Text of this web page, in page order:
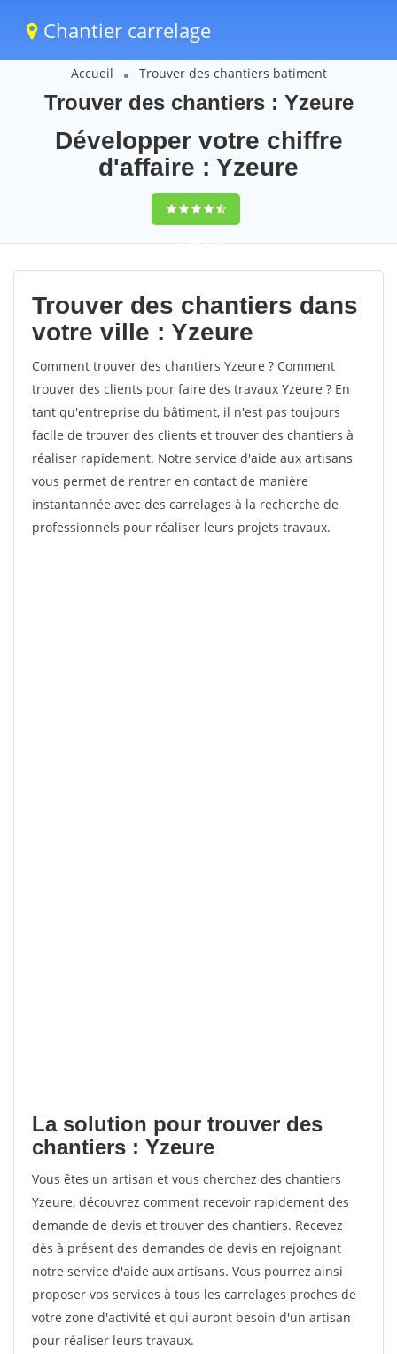
Chantier carrelage
Accueil Trouver des chantiers batiment
Trouver des chantiers : Yzeure
Développer votre chiffre
d'affaire : Yzeure
9,5(100%)58
votes
Trouver des chantiers dans
votre ville : Yzeure
Comment trouver des chantiers Yzeure ? Comment
trouver des clients pour faire des travaux Yzeure ? En
tant qu'entreprise du bâtiment, il n'est pas toujours
facile de trouver des clients et trouver des chantiers à
réaliser rapidement. Notre service d'aide aux artisans
vous permet de rentrer en contact de manière
instantannée avec des carrelages à la recherche de
professionnels pour réaliser leurs projets travaux.
La solution pour trouver des
chantiers : Yzeure
Vous êtes un artisan et vous cherchez des chantiers
Yzeure, découvrez comment recevoir rapidement des
demande de devis et trouver des chantiers. Recevez
dès à présent des demandes de devis en rejoignant
notre service d'aide aux artisans. Vous pourrez ainsi
proposer vos services à tous les carrelages proches de
votre zone d'activité et qui auront besoin d'un artisan
pour réaliser leurs travaux.